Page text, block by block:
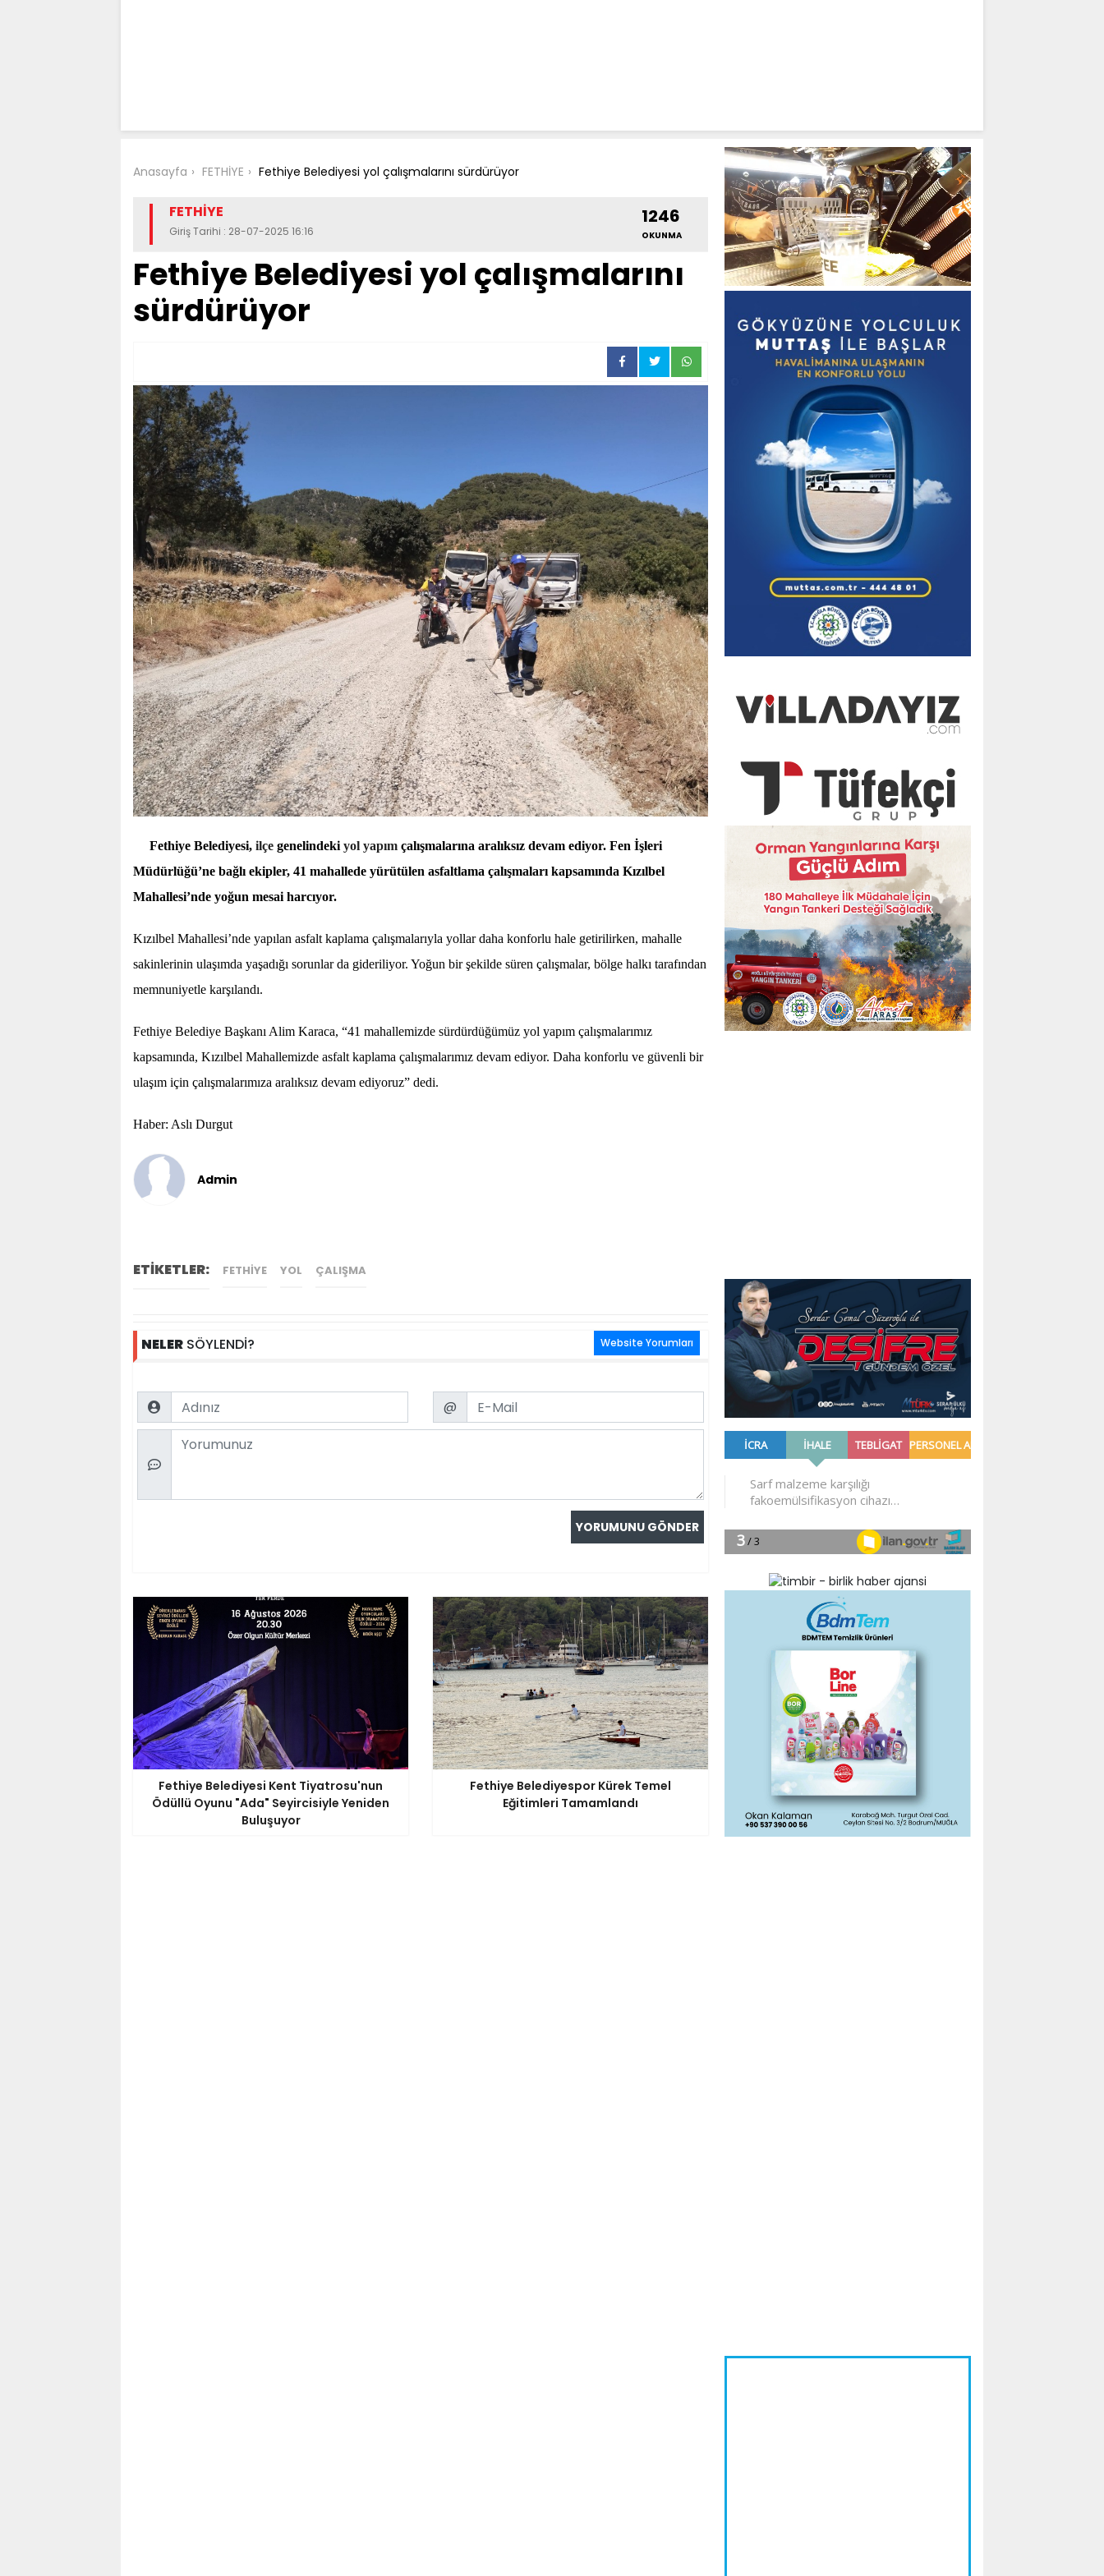
Anasayfa FETHİYE Fethiye Belediyesi yol çalışmalarını sürdürüyor
FETHİYE
Giriş Tarihi : 28-07-2025 16:16
1246
OKUNMA
Fethiye Belediyesi yol çalışmalarını
sürdürüyor
Fethiye Belediyesi, ilçe genelindeki yol yapım çalışmalarına aralıksız devam ediyor. Fen İşleri
Müdürlüğü’ne bağlı ekipler, 41 mahallede yürütülen asfaltlama çalışmaları kapsamında Kızılbel
Mahallesi’nde yoğun mesai harcıyor.
Kızılbel Mahallesi’nde yapılan asfalt kaplama çalışmalarıyla yollar daha konforlu hale getirilirken, mahalle
sakinlerinin ulaşımda yaşadığı sorunlar da gideriliyor. Yoğun bir şekilde süren çalışmalar, bölge halkı tarafından
memnuniyetle karşılandı.
Fethiye Belediye Başkanı Alim Karaca, “41 mahallemizde sürdürdüğümüz yol yapım çalışmalarımız
kapsamında, Kızılbel Mahallemizde asfalt kaplama çalışmalarımız devam ediyor. Daha konforlu ve güvenli bir
ulaşım için çalışmalarımıza aralıksız devam ediyoruz” dedi.
Haber: Aslı Durgut
Admin
ETİKETLER: FETHİYE YOL ÇALIŞMA
NELER SÖYLENDİ? Website Yorumları
Name Email
@
Comment
Fethiye Belediyesi Kent Tiyatrosu'nun
Ödüllü Oyunu "Ada" Seyircisiyle Yeniden
Buluşuyor
Fethiye Belediyespor Kürek Temel
Eğitimleri Tamamlandı